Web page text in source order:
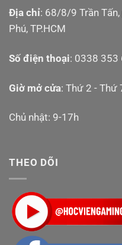
Địa chỉ: 68/8/9 Trần Tấn,
Phú, TP.HCM
Số điện thoại: 0338 353
Giờ mở cửa: Thứ 2 - Thứ
Chủ nhật: 9-17h
THEO DÕI